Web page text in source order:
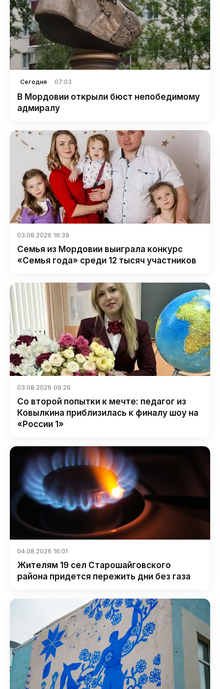
Сегодня 07:03
В Мордовии открыли бюст непобедимому
адмиралу
03.08.2026 16:39
Семья из Мордовии выиграла конкурс
«Семья года» среди 12 тысяч участников
03.08.2026 09:26
Со второй попытки к мечте: педагог из
Ковылкина приблизилась к финалу шоу на
«России 1»
04.08.2026 16:01
Жителям 19 сел Старошайговского
района придется пережить дни без газа